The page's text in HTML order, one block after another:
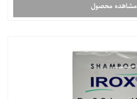
مشاهده محصول